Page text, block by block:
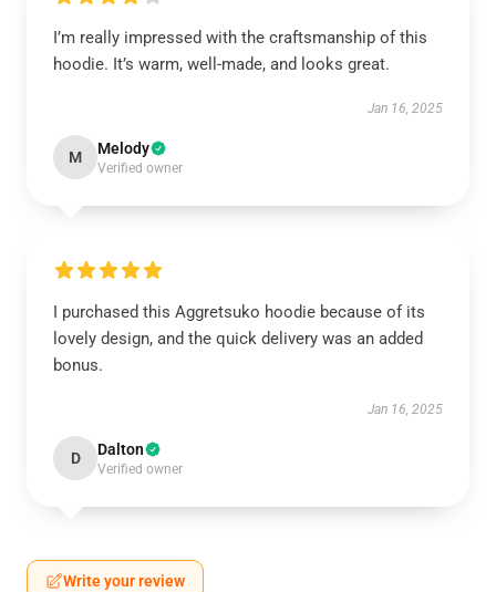
I’m really impressed with the craftsmanship of this
hoodie. It’s warm, well-made, and looks great.
Jan 16, 2025
M Melody
Verified owner
I purchased this Aggretsuko hoodie because of its
lovely design, and the quick delivery was an added
bonus.
Jan 16, 2025
D Dalton
Verified owner
Write your review